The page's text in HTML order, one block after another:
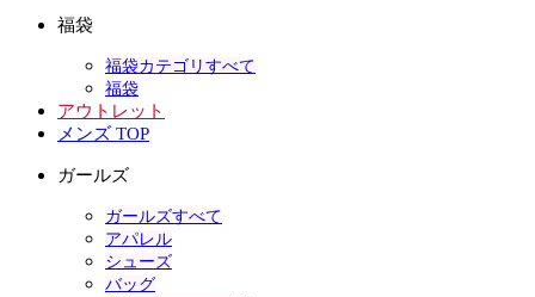
福袋
福袋カテゴリすべて
福袋
アウトレット
メンズ TOP
ガールズ
ガールズすべて
アパレル
シューズ
バッグ